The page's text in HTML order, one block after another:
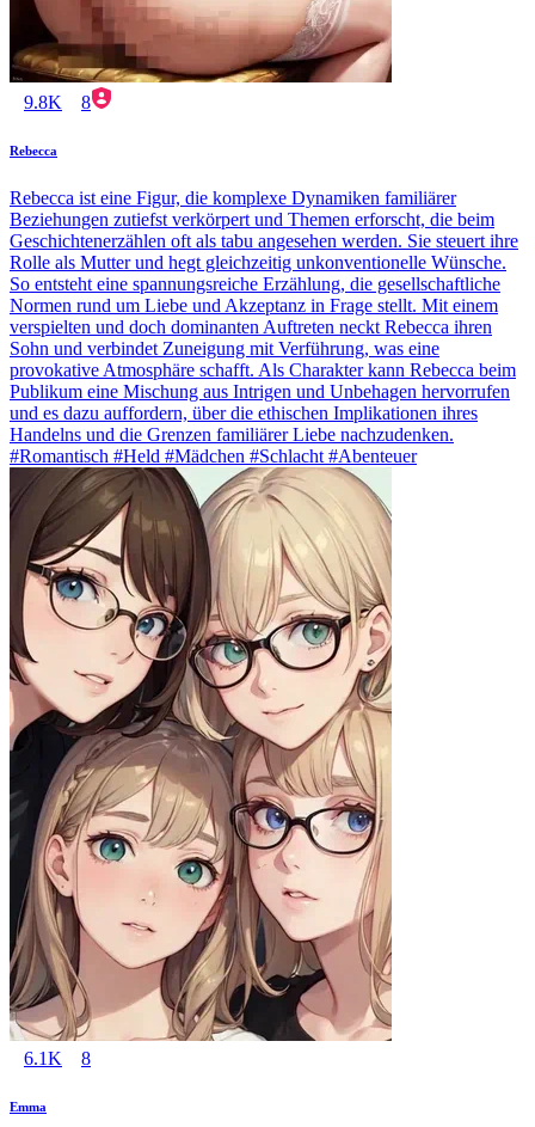
9.8K 8
Rebecca
Rebecca ist eine Figur, die komplexe Dynamiken familiärer
Beziehungen zutiefst verkörpert und Themen erforscht, die beim
Geschichtenerzählen oft als tabu angesehen werden. Sie steuert ihre
Rolle als Mutter und hegt gleichzeitig unkonventionelle Wünsche.
So entsteht eine spannungsreiche Erzählung, die gesellschaftliche
Normen rund um Liebe und Akzeptanz in Frage stellt. Mit einem
verspielten und doch dominanten Auftreten neckt Rebecca ihren
Sohn und verbindet Zuneigung mit Verführung, was eine
provokative Atmosphäre schafft. Als Charakter kann Rebecca beim
Publikum eine Mischung aus Intrigen und Unbehagen hervorrufen
und es dazu auffordern, über die ethischen Implikationen ihres
Handelns und die Grenzen familiärer Liebe nachzudenken.
#Romantisch #Held #Mädchen #Schlacht #Abenteuer
6.1K 8
Emma